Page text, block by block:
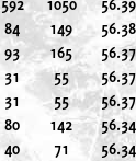
592 1050
56.39
84 149
56.38
93 165
56.37
31 55
56.37
31 55
56.37
80 142
56.34
40 71
56.34